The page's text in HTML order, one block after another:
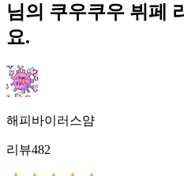
님의 쿠우쿠우 뷔페
요.
해피바이러스얌
리뷰482